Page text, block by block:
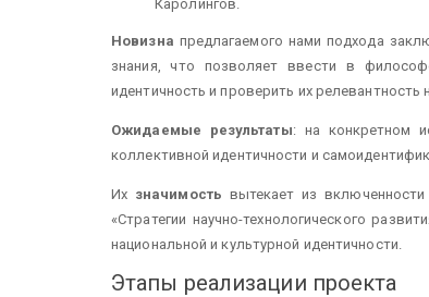
Каролингов.
Новизна предлагаемого нами подхода
знания, что позволяет ввести в
идентичность и проверить их
Ожидаемые результаты: на конкретном
коллективной идентичности и
Их значимость вытекает из
«Стратегии научно-технологического
национальной и культурной идентичности.
Этапы реализации проекта